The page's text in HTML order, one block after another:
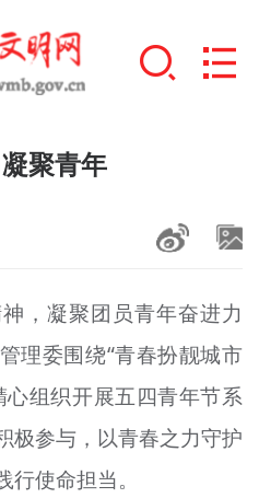
+
+
聚青年
，凝聚团员青年奋进力
理委围绕“青春扮靓城市
组织开展五四青年节系
极参与，以青春之力守护
使命担当。